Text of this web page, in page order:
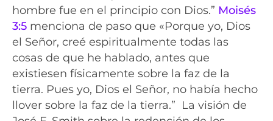
hombre fue en el principio con Dios.” Moisés
3:5 menciona de paso que «Porque yo, Dios
el Señor, creé espiritualmente todas las
cosas de que he hablado, antes que
existiesen físicamente sobre la faz de la
tierra. Pues yo, Dios el Señor, no había hecho
llover sobre la faz de la tierra.” La visión de